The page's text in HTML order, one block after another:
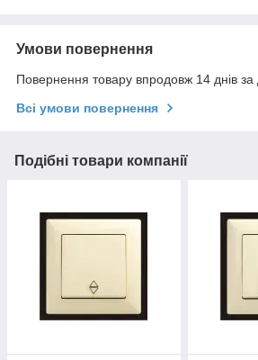
Умови повернення
Повернення товару впродовж 14 днів за
Всі умови повернення
Подібні товари компанії